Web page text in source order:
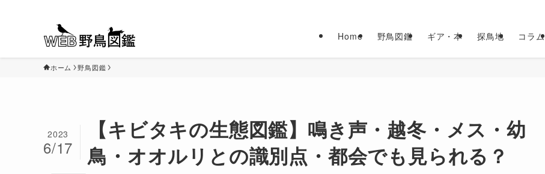
Home 野鳥図鑑 ギア・本 探鳥地 コラム
ホーム 野鳥図鑑
【キビタキの生態図鑑】鳴き声・越冬・メス・幼
鳥・オオルリとの識別点・都会でも見られる？
2023
6/17